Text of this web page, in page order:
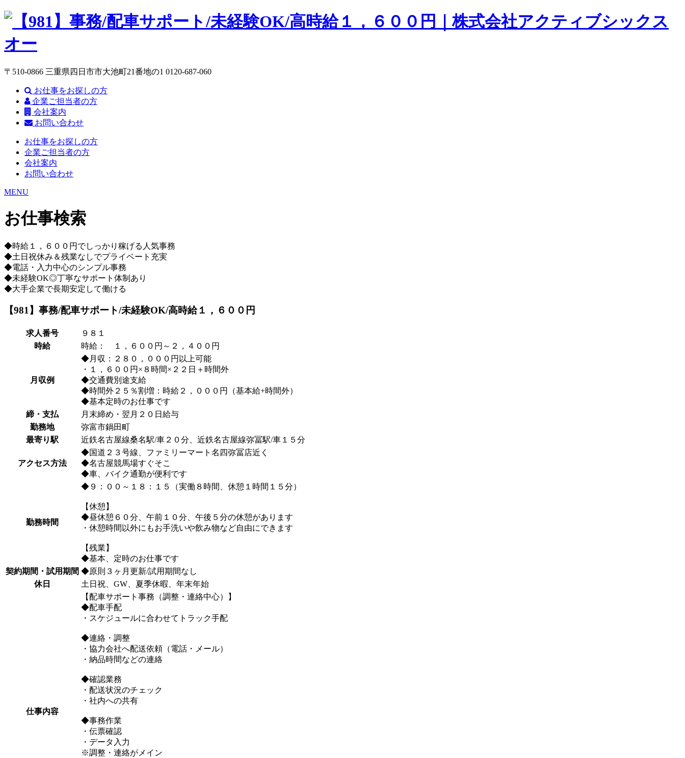
〒510-0866 三重県四日市市大池町21番地の1 0120-687-060
お仕事をお探しの方
企業ご担当者の方
会社案内
お問い合わせ
お仕事をお探しの方
企業ご担当者の方
会社案内
お問い合わせ
MENU
お仕事検索
◆時給１，６００円でしっかり稼げる人気事務
◆土日祝休み＆残業なしでプライベート充実
◆電話・入力中心のシンプル事務
◆未経験OK◎丁寧なサポート体制あり
◆大手企業で長期安定して働ける
【981】事務/配車サポート/未経験OK/高時給１，６００円
求人番号
９８１
時給
時給： １，６００円～２，４００円
月収例
◆月収：２８０，０００円以上可能
・１，６００円×８時間×２２日＋時間外
◆交通費別途支給
◆時間外２５％割増：時給２，０００円（基本給+時間外）
◆基本定時のお仕事です
締・支払
月末締め・翌月２０日給与
勤務地
弥富市鍋田町
最寄り駅
近鉄名古屋線桑名駅/車２０分、近鉄名古屋線弥冨駅/車１５分
アクセス方法
◆国道２３号線、ファミリーマート名四弥冨店近く
◆名古屋競馬場すぐそこ
◆車、バイク通勤が便利です
勤務時間
◆９：００～１８：１５（実働８時間、休憩１時間１５分）
【休憩】
◆昼休憩６０分、午前１０分、午後５分の休憩があります
・休憩時間以外にもお手洗いや飲み物など自由にできます
【残業】
◆基本、定時のお仕事です
契約期間・試用期間 ◆原則３ヶ月更新/試用期間なし
休日
土日祝、GW、夏季休暇、年末年始
仕事内容
【配車サポート事務（調整・連絡中心）】
◆配車手配
・スケジュールに合わせてトラック手配
◆連絡・調整
・協力会社へ配送依頼（電話・メール）
・納品時間などの連絡
◆確認業務
・配送状況のチェック
・社内への共有
◆事務作業
・伝票確認
・データ入力
※調整・連絡がメイン